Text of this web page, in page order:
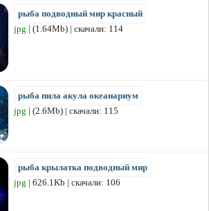
рыба подводный мир красный
jpg | (1.64Mb) | скачали: 114
рыба пила акула океанариум
jpg | (2.6Mb) | скачали: 115
рыба крылатка подводный мир
jpg | 626.1Kb | скачали: 106